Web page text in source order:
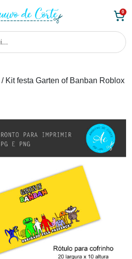
0
/ Kit festa Garten of Banban Roblox